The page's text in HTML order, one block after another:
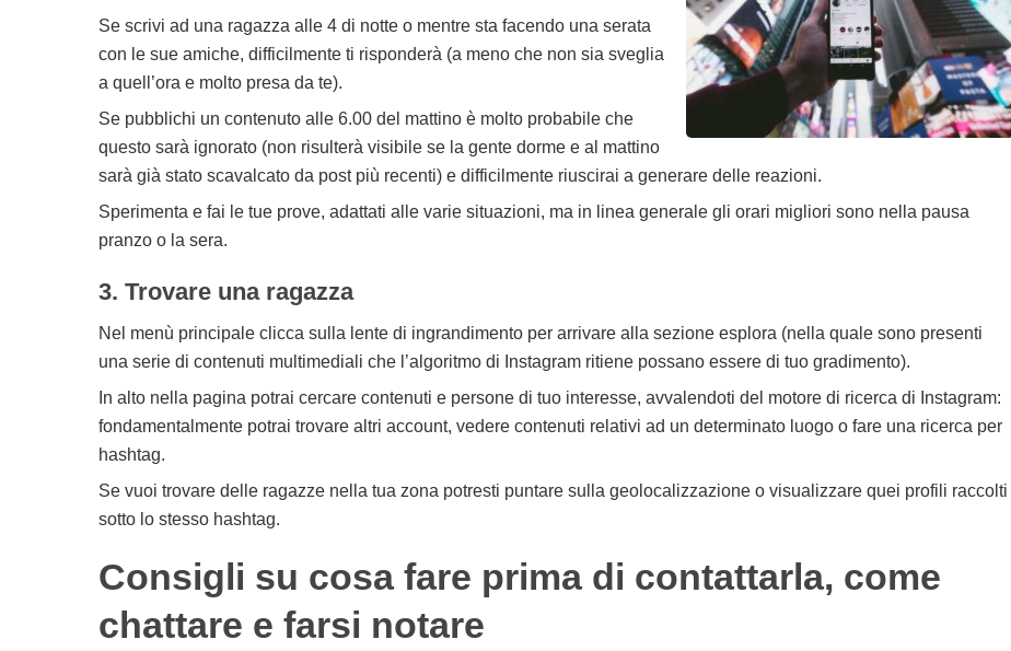
Se scrivi ad una ragazza alle 4 di notte o mentre sta facendo una serata
con le sue amiche, difficilmente ti risponderà (a meno che non sia sveglia
a quell’ora e molto presa da te).
Se pubblichi un contenuto alle 6.00 del mattino è molto probabile che
questo sarà ignorato (non risulterà visibile se la gente dorme e al mattino
sarà già stato scavalcato da post più recenti) e difficilmente riuscirai a generare delle reazioni.
Sperimenta e fai le tue prove, adattati alle varie situazioni, ma in linea generale gli orari migliori sono nella pausa
pranzo o la sera.
3. Trovare una ragazza
Nel menù principale clicca sulla lente di ingrandimento per arrivare alla sezione esplora (nella quale sono presenti
una serie di contenuti multimediali che l’algoritmo di Instagram ritiene possano essere di tuo gradimento).
In alto nella pagina potrai cercare contenuti e persone di tuo interesse, avvalendoti del motore di ricerca di Instagram:
fondamentalmente potrai trovare altri account, vedere contenuti relativi ad un determinato luogo o fare una ricerca per
hashtag.
Se vuoi trovare delle ragazze nella tua zona potresti puntare sulla geolocalizzazione o visualizzare quei profili raccolti
sotto lo stesso hashtag.
Consigli su cosa fare prima di contattarla, come
chattare e farsi notare